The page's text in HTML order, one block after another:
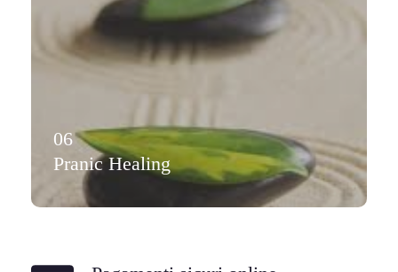
06
Pranic Healing